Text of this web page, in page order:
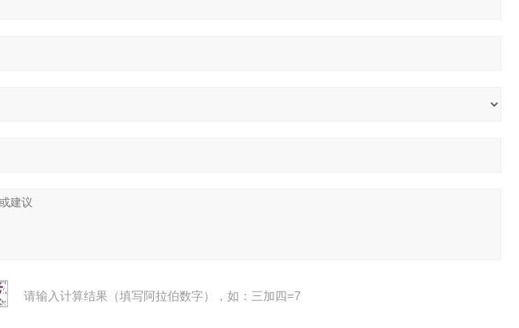
请输入计算结果（填写阿拉伯数字），如：三加四=7